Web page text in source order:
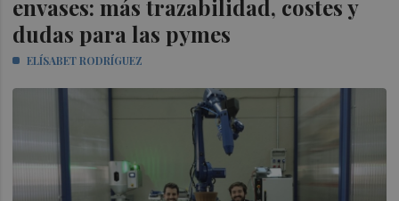
envases: más trazabilidad, costes y
dudas para las pymes
ELÍSABET RODRÍGUEZ